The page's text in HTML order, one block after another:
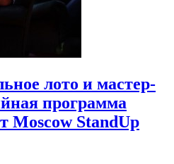
лото и мастер-
программа
Moscow StandUp